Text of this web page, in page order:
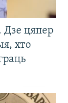
цяпер
хто